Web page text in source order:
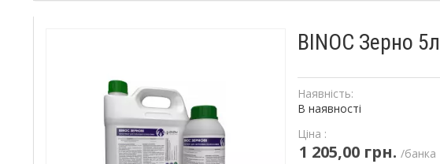
BINOC Зерно
Наявність:
В наявності
Ціна :
1 205,00 грн. /банка